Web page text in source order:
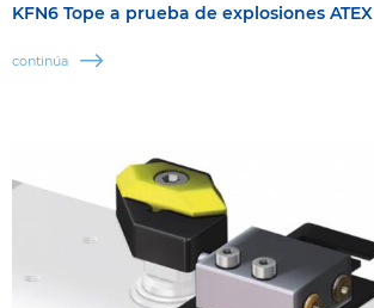
KFN6 Tope a prueba de explosiones ATEX
continúa